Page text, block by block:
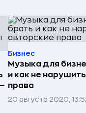
Бизнес
Музыка для
и как не
права
20 августа 2020,